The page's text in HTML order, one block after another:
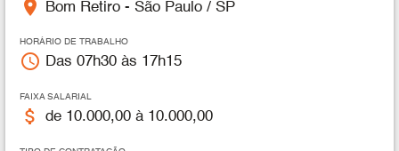
place Bom Retiro - São Paulo / SP
HORÁRIO DE TRABALHO
access_time Das 07h30 às 17h15
FAIXA SALARIAL
attach_money de 10.000,00 à 10.000,00